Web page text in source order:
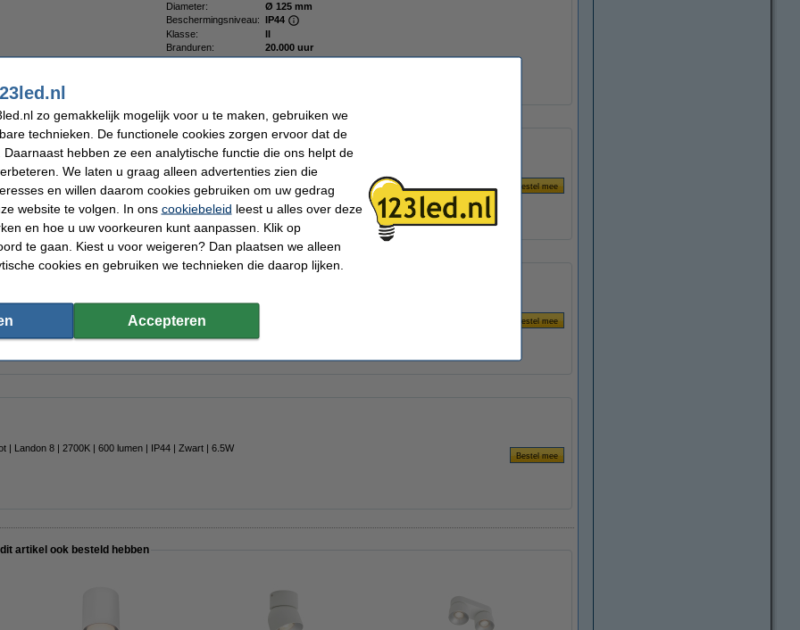
Diameter:
Ø 125 mm
Beschermingsniveau: IP44
Klasse:
II
Branduren:
20.000 uur
Energielabel:
F
| 123led huismerk
| Landon 14 | 2700K | 600 lumen | IP44 | Wit | 6.5W
| Landon 8 | 2700K | 600 lumen | IP44 | Zwart | 6.5W
artikel ook besteld hebben
zo gemakkelijk mogelijk voor u te maken, gebruiken we
technieken. De functionele cookies zorgen ervoor dat de
hebben ze een analytische functie die ons helpt de
We laten u graag alleen advertenties zien die
en willen daarom cookies gebruiken om uw gedrag
website te volgen. In ons cookiebeleid leest u alles over deze
en hoe u uw voorkeuren kunt aanpassen. Klik op
te gaan. Kiest u voor weigeren? Dan plaatsen we alleen
cookies en gebruiken we technieken die daarop lijken.
Accepteren